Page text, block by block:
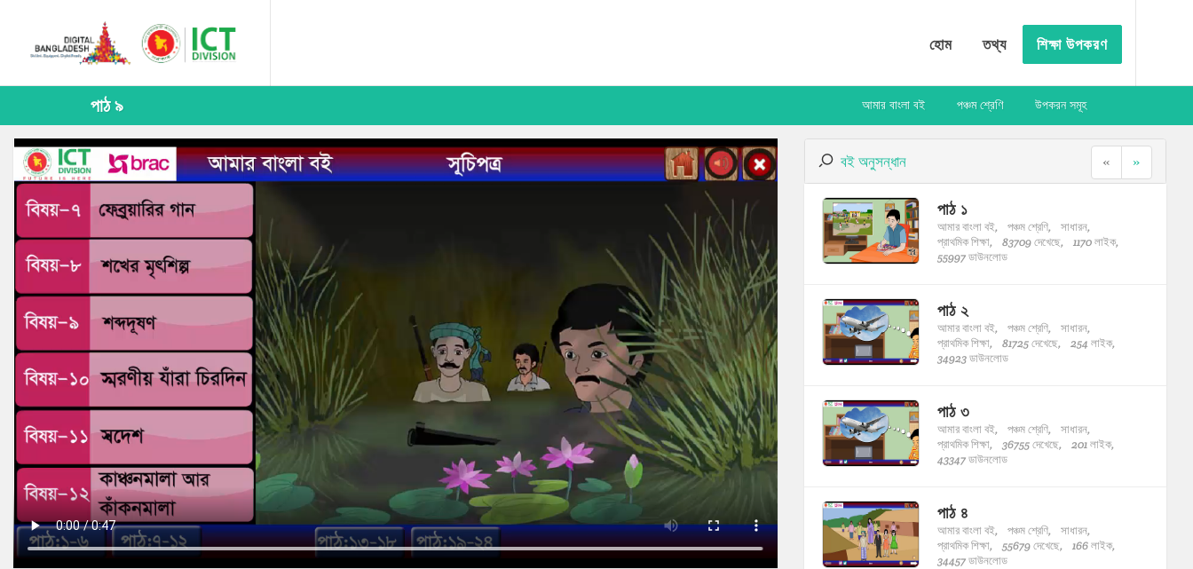
হোম তথ্য শিক্ষা উপকরণ
পাঠ ৯ আমার বাংলা বই পঞ্চম শ্রেণি উপকরন সমূহ
বই অনুসন্ধান « »
পাঠ ১
আমার বাংলা বই, পঞ্চম শ্রেণি,
সাধারন,
প্রাথমিক শিক্ষা,
83709 দেখেছে,
1170 লাইক,
55997 ডাউনলোড
পাঠ ২
আমার বাংলা বই, পঞ্চম শ্রেণি,
সাধারন,
প্রাথমিক শিক্ষা,
81725 দেখেছে,
254 লাইক,
34923 ডাউনলোড
পাঠ ৩
আমার বাংলা বই, পঞ্চম শ্রেণি,
সাধারন,
প্রাথমিক শিক্ষা,
36755 দেখেছে,
201 লাইক,
43347 ডাউনলোড
পাঠ ৪
আমার বাংলা বই, পঞ্চম শ্রেণি,
সাধারন,
প্রাথমিক শিক্ষা,
55679 দেখেছে,
166 লাইক,
34457 ডাউনলোড